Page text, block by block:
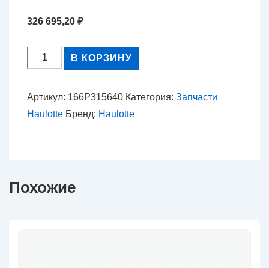
326 695,20 ₽
Количество
товара
Направляющая
В КОРЗИНУ
Артикул: 166P315640 Категория: Запчасти
Haulotte Бренд: Haulotte
Похожие